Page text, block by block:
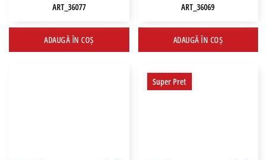
ART_36077
ADAUGĂ ÎN COȘ
ART_36069
ADAUGĂ ÎN COȘ
Super Pret